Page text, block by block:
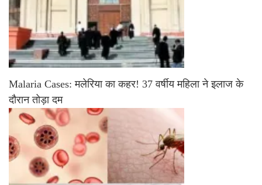
Malaria Cases: मलेरिया का कहर! 37 वर्षीय महिला ने इलाज के
दौरान तोड़ा दम